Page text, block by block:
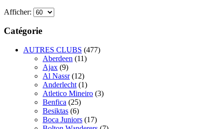
Afficher:
Catégorie
AUTRES CLUBS (477)
Aberdeen (11)
Ajax (9)
Al Nassr (12)
Anderlecht (1)
Atletico Mineiro (3)
Benfica (25)
Besiktas (6)
Boca Juniors (17)